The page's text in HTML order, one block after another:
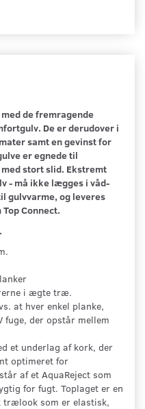
de fremragende
De er derudover i
samt en gevinst for
er egnede til
stort slid. Ekstremt
- må ikke lægges i våd-
gulvvarme, og leveres
Connect.
i ægte træ.
at hver enkel planke,
fuge, der opstår mellem
et underlag af kork, der
optimeret for
af et AquaReject som
for fugt. Toplaget er en
trælook som er elastisk,